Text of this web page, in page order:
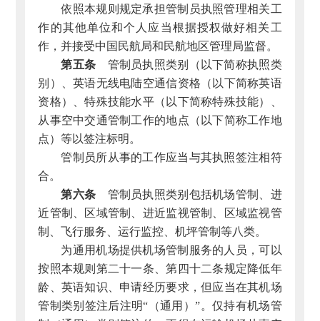
依照本规则规定承担管制员执照管理相关工
作的其他单位和个人应当根据授权做好相关工
作，并接受中国民航局和民航地区管理局监督。
第五条 管制员执照类别（以下简称执照类
别）、英语无线电陆空通信资格（以下简称英语
资格）、特殊技能水平（以下简称特殊技能）、
从事空中交通管制工作的地点（以下简称工作地
点）等以签注标明。
管制员所从事的工作应当与其执照签注相符
合。
第六条 管制员执照类别包括机场管制、进
近管制、区域管制、进近监视管制、区域监视管
制、飞行服务、运行监控、机坪管制等八类。
为通用机场提供机场管制服务的人员，可以
按照本规则第二十一条、第四十二条规定降低年
龄、英语知识、申请经历要求，但应当在其机场
管制类别签注后注明“（通用）”。仅持有机场管